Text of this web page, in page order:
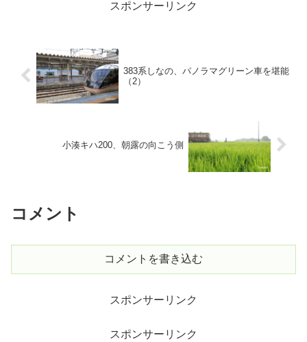
スポンサーリンク
383系しなの、パノラマグリーン車を堪能
（2）
小湊キハ200、朝露の向こう側
コメント
コメントを書き込む
スポンサーリンク
スポンサーリンク